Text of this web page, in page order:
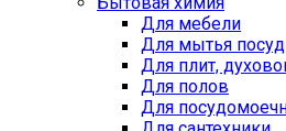
Для мебели
Для мытья
Для плит,
Для полов
Для